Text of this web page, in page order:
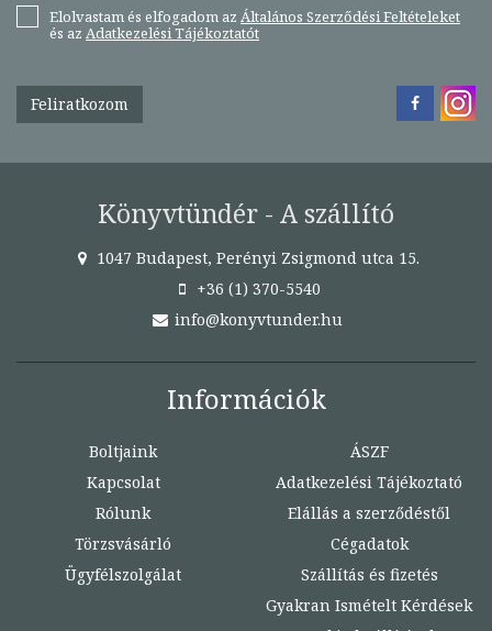
Elolvastam és elfogadom az Általános Szerződési Feltételeket
és az Adatkezelési Tájékoztatót
Feliratkozom
Könyvtündér - A szállító
1047 Budapest, Perényi Zsigmond utca 15.
+36 (1) 370-5540
info@konyvtunder.hu
Információk
Boltjaink
Kapcsolat
Rólunk
Törzsvásárló
Ügyfélszolgálat
ÁSZF
Adatkezelési Tájékoztató
Elállás a szerződéstől
Cégadatok
Szállítás és fizetés
Gyakran Ismételt Kérdések